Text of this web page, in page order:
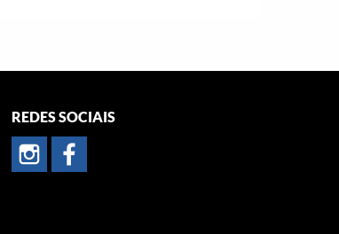
REDES SOCIAIS